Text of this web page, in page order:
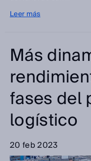
Leer más
Más
fases del
logístico
20 feb 2023